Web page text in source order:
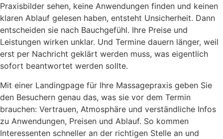
Praxisbilder sehen, keine Anwendungen finden und keinen
klaren Ablauf gelesen haben, entsteht Unsicherheit. Dann
entscheiden sie nach Bauchgefühl. Ihre Preise und
Leistungen wirken unklar. Und Termine dauern länger, weil
erst per Nachricht geklärt werden muss, was eigentlich
sofort beantwortet werden sollte.
Mit einer Landingpage für Ihre Massagepraxis geben Sie
den Besuchern genau das, was sie vor dem Termin
brauchen: Vertrauen, Atmosphäre und verständliche Infos
zu Anwendungen, Preisen und Ablauf. So kommen
Interessenten schneller an der richtigen Stelle an und